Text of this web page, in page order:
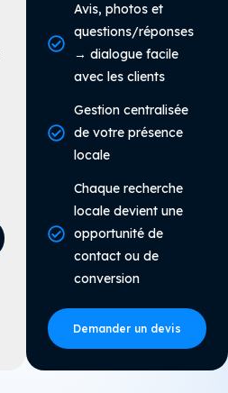
Avis, photos et
questions/réponses
→ dialogue facile
avec les clients
Gestion centralisée
de votre présence
locale
Chaque recherche
locale devient une
opportunité de
contact ou de
conversion
Demander un devis